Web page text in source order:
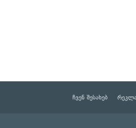
ჩვენ შესახებ